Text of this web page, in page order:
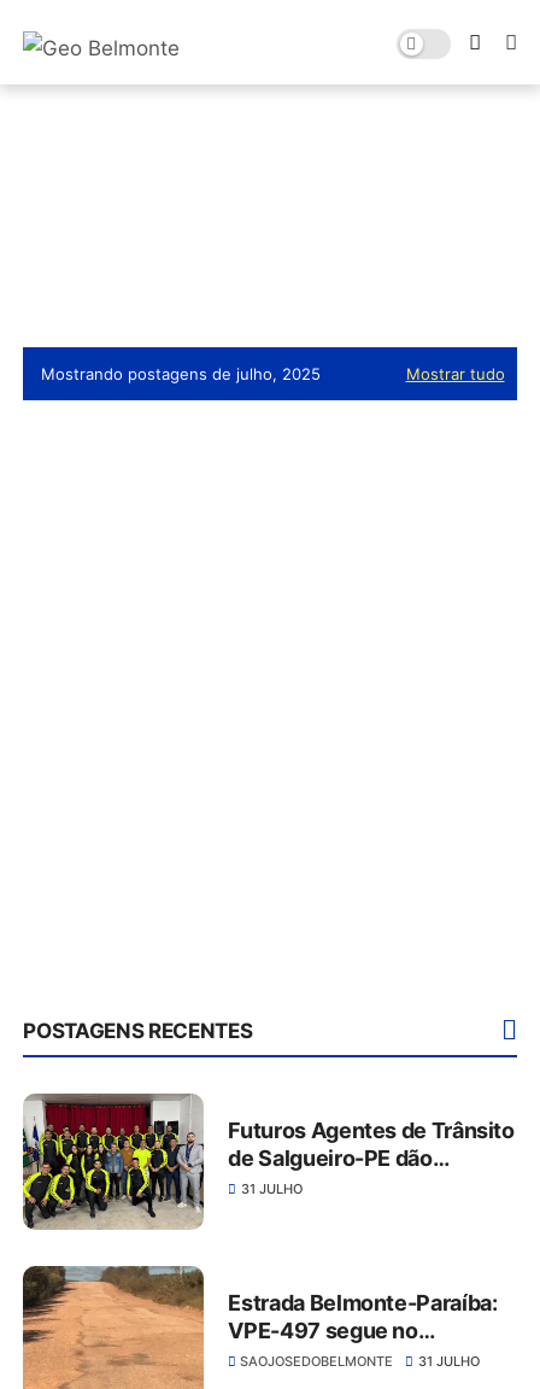
Mostrando postagens de julho, 2025 Mostrar tudo
POSTAGENS RECENTES
Futuros Agentes de Trânsito
de Salgueiro-PE dão
exemplo de solidariedade e
31 JULHO
Estrada Belmonte-Paraíba:
VPE-497 segue no
abandono apesar das
SAOJOSEDOBELMONTE 31 JULHO